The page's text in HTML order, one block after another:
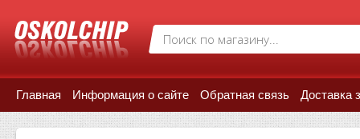
Главная Информация о сайте Обратная связь Доставка